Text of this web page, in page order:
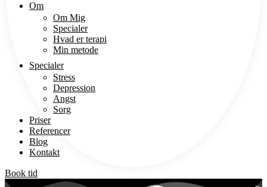
Om
Om Mig
Specialer
Hvad er terapi
Min metode
Specialer
Stress
Depression
Angst
Sorg
Priser
Referencer
Blog
Kontakt
Book tid